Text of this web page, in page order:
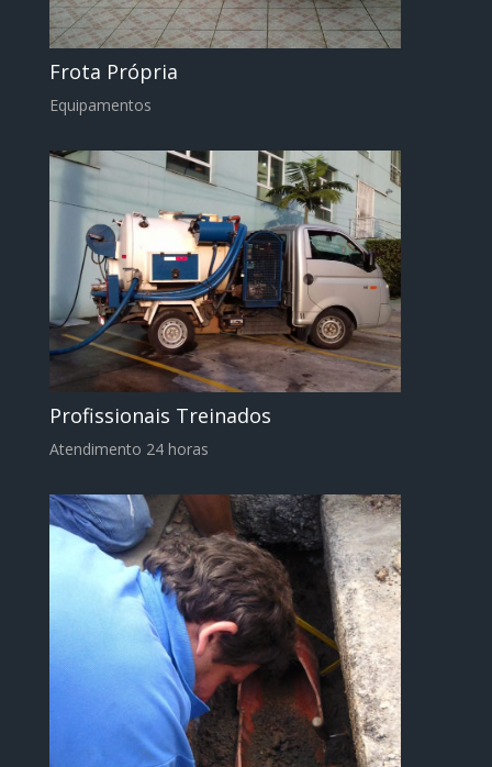
Frota Própria
Equipamentos
Profissionais Treinados
Atendimento 24 horas